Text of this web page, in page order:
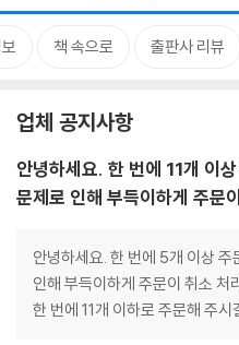
책 속으로 출판사 리뷰
업체 공지사항
안녕하세요. 한 번에 11개 이
문제로 인해 부득이하게 주문
안녕하세요. 한 번에 5개 이상
인해 부득이하게 주문이 취소
한 번에 11개 이하로 주문해 주